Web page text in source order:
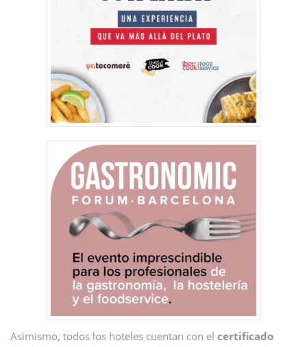
Asimismo, todos los hoteles cuentan con el certificado